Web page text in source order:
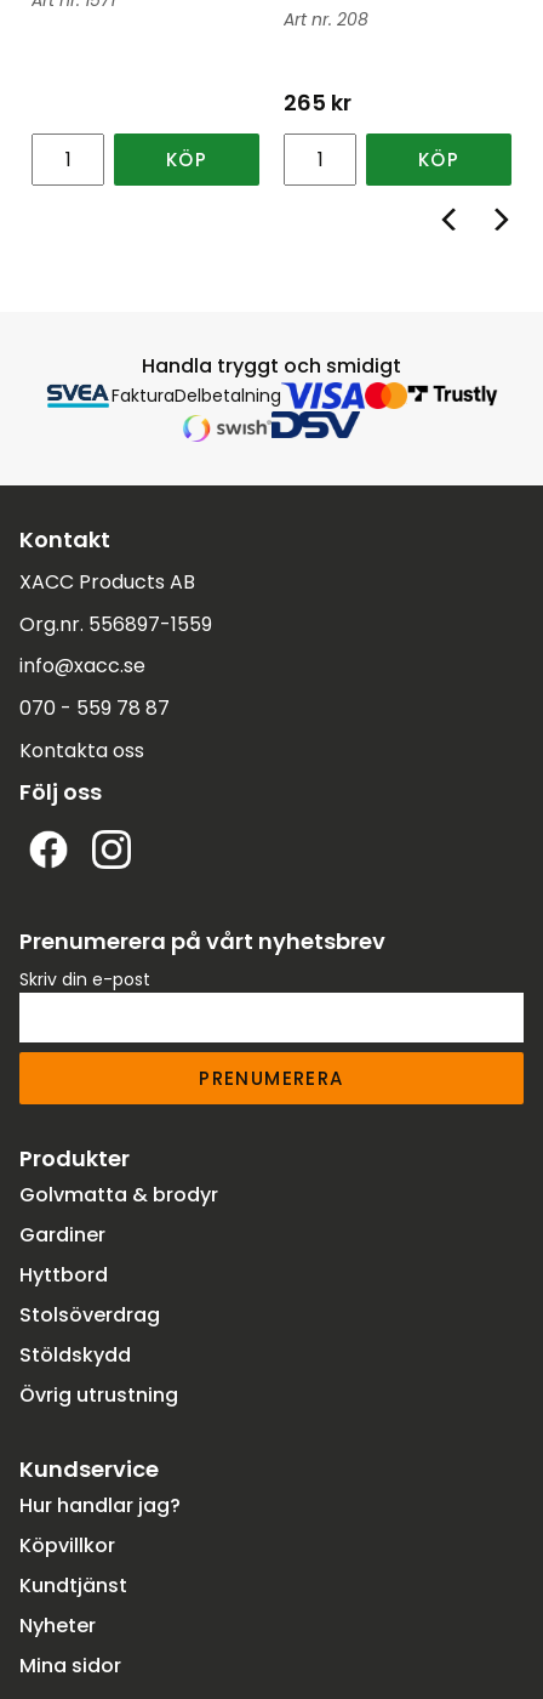
KÖP
208
265 kr
KÖP
Handla tryggt och smidigt
FakturaDelbetalning
Kontakt
XACC Products AB
Org.nr. 556897-1559
info@xacc.se
070 - 559 78 87
Kontakta oss
Följ oss
Prenumerera på vårt nyhetsbrev
Skriv din e-post
PRENUMERERA
Produkter
Golvmatta & brodyr
Gardiner
Hyttbord
Stolsöverdrag
Stöldskydd
Övrig utrustning
Kundservice
Hur handlar jag?
Köpvillkor
Kundtjänst
Nyheter
Mina sidor